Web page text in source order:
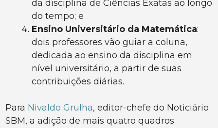
da disciplina de Ciências Exatas ao longo
do tempo; e
Ensino Universitário da Matemática:
dois professores vão guiar a coluna,
dedicada ao ensino da disciplina em
nível universitário, a partir de suas
contribuições diárias.
Para Nivaldo Grulha, editor-chefe do Noticiário
SBM, a adição de mais quatro quadros